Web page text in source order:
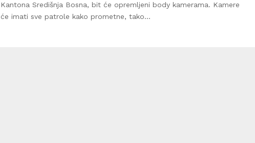
Kantona Središnja Bosna, bit će opremljeni body kamerama. Kamere
će imati sve patrole kako prometne, tako...